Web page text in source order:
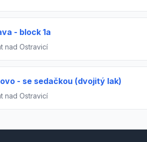
- block 1a
nad Ostravicí
- se sedačkou (dvojitý lak)
nad Ostravicí